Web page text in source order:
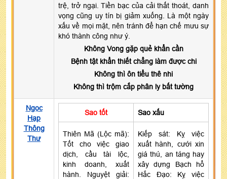
trệ, trở ngại. Tiền bạc của cải thất thoát, danh
vọng cũng uy tín bị giảm xuống. Là một ngày
xấu về mọi mặt, nên tránh để hạn chế mưu sự
khó thành công như ý.
Không Vong gặp quẻ khẩn cần
Bệnh tật khẩn thiết chẳng làm được chi
Không thì ôn tiểu thê nhi
Không thì trộm cắp phân ly bất tường
Ngọc
Hạp
Thông
Thư
Sao tốt Sao xấu
Thiên Mã (Lộc mã):
Tốt cho việc giao
dịch, cầu tài lộc,
kinh doanh, xuất
hành. Nguyệt giải:
Kiếp sát: Kỵ việc
xuất hành, cưới xin
giá thú, an táng hay
xây dựng Bạch hổ
Hắc Đạo: Kỵ việc